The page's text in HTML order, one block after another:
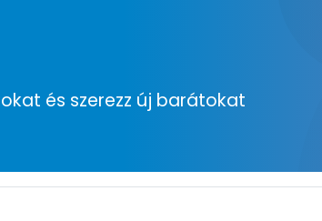
és szerezz új barátokat